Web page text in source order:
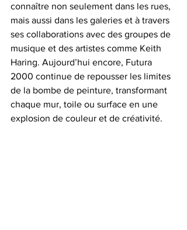
connaître non seulement dans les rues,
mais aussi dans les galeries et à travers
ses collaborations avec des groupes de
musique et des artistes comme Keith
Haring. Aujourd’hui encore, Futura
2000 continue de repousser les limites
de la bombe de peinture, transformant
chaque mur, toile ou surface en une
explosion de couleur et de créativité.